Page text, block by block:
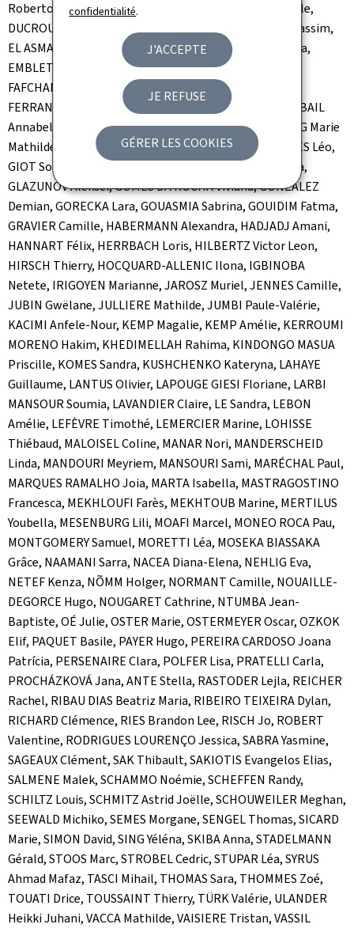
confidentialité.
J'ACCEPTE
JE REFUSE
GÉRER LES COOKIES
Roberto, DUARTE DA CRUZ Melissa, DUCHARME Camille,
DUCROUX Clémence, EGGERMONT Alizée, EL AMRI Ouassim,
EL ASMAR Mike, EL KHOUMSSI Soufiane, ELAMRI Fatima,
EMBLETON Liam, EMMENECKER Alycia, ERCIN Jenk,
FAFCHAMPS Sophie, FELTEN Caroline, FELTEN Julie,
FERRANDINI Eric, FREMY Juliette, FÜRST Deborah, GABAIL
Annabelle, GAILLET Adam, GAYETTI Gil-Patrick, GEORG Marie
Mathilde, GETACHEW Melaé, GHZAL Miguel, GIBERGUES Léo,
GIOT Sophie, GIRY Emma Elizabeth, GIUDICI Francesca,
GLAZUNOV Aleksei, GOMES DA ROCHA Viviana, GONZALEZ
Demian, GORECKA Lara, GOUASMIA Sabrina, GOUIDIM Fatma,
GRAVIER Camille, HABERMANN Alexandra, HADJADJ Amani,
HANNART Félix, HERRBACH Loris, HILBERTZ Victor Leon,
HIRSCH Thierry, HOCQUARD-ALLENIC Ilona, IGBINOBA
Netete, IRIGOYEN Marianne, JAROSZ Muriel, JENNES Camille,
JUBIN Gwëlane, JULLIERE Mathilde, JUMBI Paule-Valérie,
KACIMI Anfele-Nour, KEMP Magalie, KEMP Amélie, KERROUMI
MORENO Hakim, KHEDIMELLAH Rahima, KINDONGO MASUA
Priscille, KOMES Sandra, KUSHCHENKO Kateryna, LAHAYE
Guillaume, LANTUS Olivier, LAPOUGE GIESI Floriane, LARBI
MANSOUR Soumia, LAVANDIER Claire, LE Sandra, LEBON
Amélie, LEFÈVRE Timothé, LEMERCIER Marine, LOHISSE
Thiébaud, MALOISEL Coline, MANAR Nori, MANDERSCHEID
Linda, MANDOURI Meyriem, MANSOURI Sami, MARÉCHAL Paul,
MARQUES RAMALHO Joia, MARTA Isabella, MASTRAGOSTINO
Francesca, MEKHLOUFI Farès, MEKHTOUB Marine, MERTILUS
Youbella, MESENBURG Lili, MOAFI Marcel, MONEO ROCA Pau,
MONTGOMERY Samuel, MORETTI Léa, MOSEKA BIASSAKA
Grâce, NAAMANI Sarra, NACEA Diana-Elena, NEHLIG Eva,
NETEF Kenza, NÕMM Holger, NORMANT Camille, NOUAILLE-
DEGORCE Hugo, NOUGARET Cathrine, NTUMBA Jean-
Baptiste, OÉ Julie, OSTER Marie, OSTERMEYER Oscar, OZKOK
Elif, PAQUET Basile, PAYER Hugo, PEREIRA CARDOSO Joana
Patrícia, PERSENAIRE Clara, POLFER Lisa, PRATELLI Carla,
PROCHÁZKOVÁ Jana, ANTE Stella, RASTODER Lejla, REICHER
Rachel, RIBAU DIAS Beatriz Maria, RIBEIRO TEIXEIRA Dylan,
RICHARD Clémence, RIES Brandon Lee, RISCH Jo, ROBERT
Valentine, RODRIGUES LOURENÇO Jessica, SABRA Yasmine,
SAGEAUX Clément, SAK Thibault, SAKIOTIS Evangelos Elias,
SALMENE Malek, SCHAMMO Noémie, SCHEFFEN Randy,
SCHILTZ Louis, SCHMITZ Astrid Joëlle, SCHOUWEILER Meghan,
SEEWALD Michiko, SEMES Morgane, SENGEL Thomas, SICARD
Marie, SIMON David, SING Yéléna, SKIBA Anna, STADELMANN
Gérald, STOOS Marc, STROBEL Cedric, STUPAR Léa, SYRUS
Ahmad Mafaz, TASCI Mihail, THOMAS Sara, THOMMES Zoé,
TOUATI Drice, TOUSSAINT Thierry, TÜRK Valérie, ULANDER
Heikki Juhani, VACCA Mathilde, VAISIERE Tristan, VASSIL